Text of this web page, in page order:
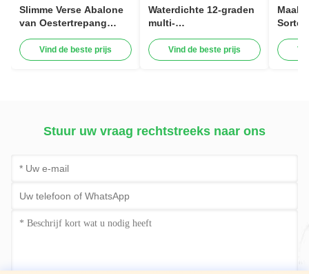
Slimme Verse Abalone
van Oestertrepang
Zeevruchten
Sorterende Machine
Vind de beste prijs
Waterdichte 12-graden
multi-
voor visVind de beste prijs
Maak
voor
Stuur uw vraag rechtstreeks naar ons